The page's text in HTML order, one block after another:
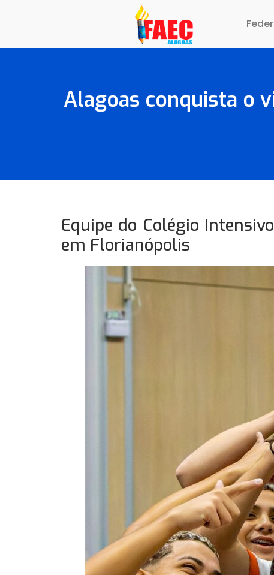
Alagoas conquista o
Equipe do Colégio
em Florianópolis